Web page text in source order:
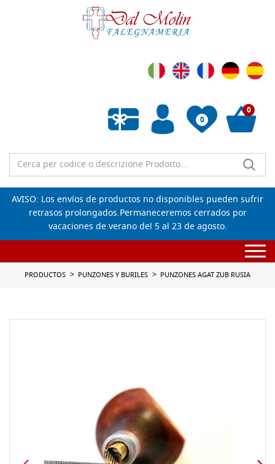
0
Lista de deseos vacía
0
AVISO: Los envíos de productos no disponibles pueden sufrir
retrasos prolongados.Permaneceremos cerrados por
vacaciones de verano del 5 al 23 de agosto.
PRODUCTOS PUNZONES Y BURILES PUNZONES AGAT ZUB RUSIA